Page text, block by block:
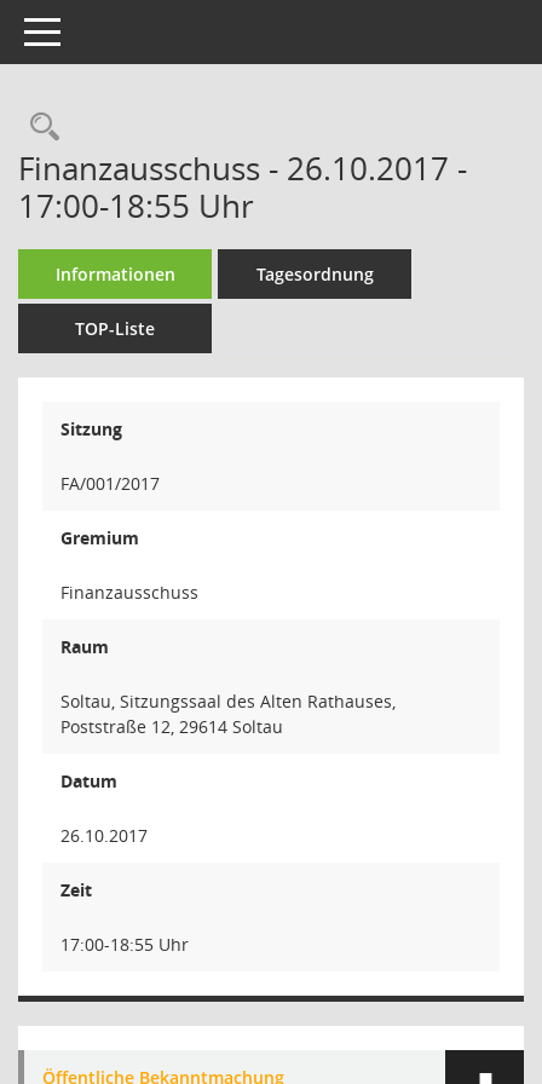
Toggle navigation
Rechercheauswahl
Finanzausschuss - 26.10.2017 -
17:00-18:55 Uhr
Informationen Tagesordnung
TOP-Liste
Sitzung
FA/001/2017
Gremium
Finanzausschuss
Raum
Soltau, Sitzungssaal des Alten Rathauses,
Poststraße 12, 29614 Soltau
Datum
26.10.2017
Zeit
17:00-18:55 Uhr
Öffentliche Bekanntmachung